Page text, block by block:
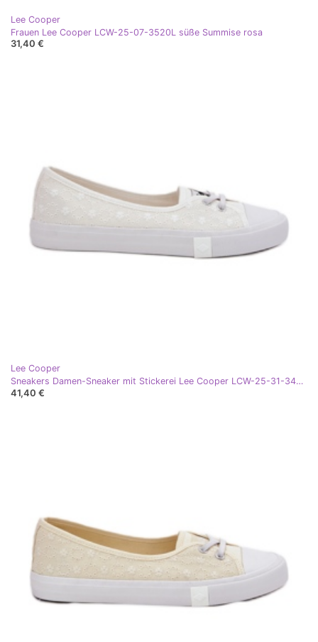
Lee Cooper
Frauen Lee Cooper LCW-25-07-3520L süße Summise rosa
31,40 €
Lee Cooper
Sneakers Damen-Sneaker mit Stickerei Lee Cooper LCW-25-31-3447L Weiß
41,40 €